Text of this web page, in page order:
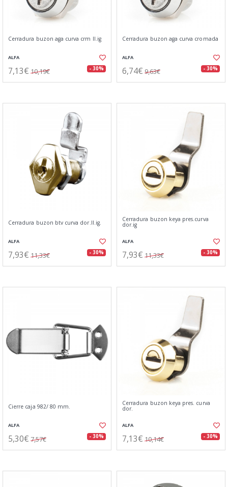
Cerradura buzon aga curva crm ll.ig
ALFA
7,13€ 10,19€ - 30%
Cerradura buzon aga curva cromada
ALFA
6,74€ 9,63€ - 30%
Cerradura buzon btv curva dor.ll.ig.
ALFA
7,93€ 11,33€ - 30%
Cerradura buzon keya pres.curva
dor.ig
ALFA
7,93€ 11,33€ - 30%
Cierre caja 982/ 80 mm.
ALFA
5,30€ 7,57€ - 30%
Cerradura buzon keya pres. curva
dor.
ALFA
7,13€ 10,14€ - 30%